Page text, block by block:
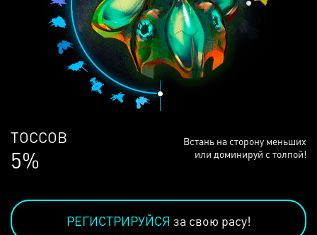
ЛЮДЕЙ
69%
Встань на сторону меньших
или доминируй с толпой!
РЕГИСТРИРУЙСЯ за свою расу!